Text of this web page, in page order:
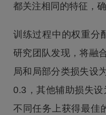
都关注相同的特征，
训练过程中的权重分
研究团队发现，将融
局和局部分类损失设
0.3，其他辅助损失
不同任务上获得最佳